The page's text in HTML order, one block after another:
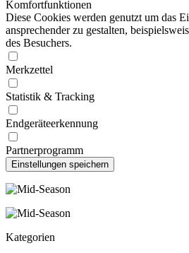
Komfortfunktionen
Diese Cookies werden genutzt um das
ansprechender zu gestalten,
des Besuchers.
Merkzettel
Statistik & Tracking
Endgeräteerkennung
Partnerprogramm
Kategorien